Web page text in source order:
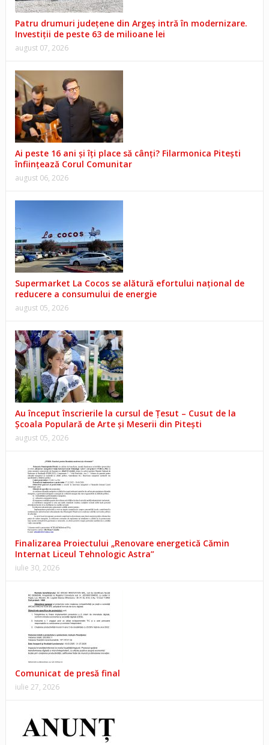
Patru drumuri județene din Argeș intră în modernizare.
Investiții de peste 63 de milioane lei
august 07, 2026
Ai peste 16 ani și îți place să cânți? Filarmonica Pitești
înființează Corul Comunitar
august 06, 2026
Supermarket La Cocos se alătură efortului național de
reducere a consumului de energie
august 05, 2026
Au început înscrierile la cursul de Țesut – Cusut de la
Școala Populară de Arte și Meserii din Pitești
august 05, 2026
Finalizarea Proiectului „Renovare energetică Cămin
Internat Liceul Tehnologic Astra”
iulie 30, 2026
Comunicat de presă final
iulie 27, 2026